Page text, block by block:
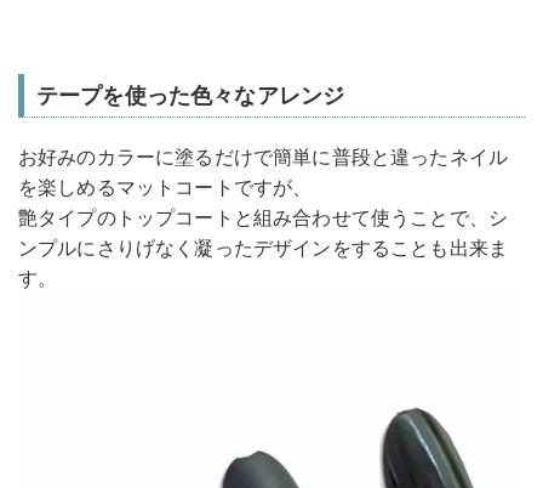
テープを使った色々なアレンジ
お好みのカラーに塗るだけで簡単に普段と違ったネイル
を楽しめるマットコートですが、
艶タイプのトップコートと組み合わせて使うことで、シ
ンプルにさりげなく凝ったデザインをすることも出来ま
す。